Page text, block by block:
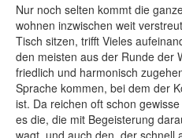
Nur noch selten kommt die
wohnen inzwischen weit
Tisch sitzen, trifft Vieles
den meisten aus der Runde der
friedlich und harmonisch
Sprache kommen, bei dem der
ist. Da reichen oft schon
es die, die mit Begeisterung
wagt, und auch den, der schnell